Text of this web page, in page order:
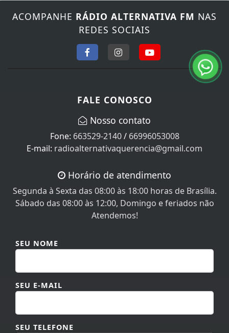
ACOMPANHE RÁDIO ALTERNATIVA FM NAS
REDES SOCIAIS
FALE CONOSCO
Nosso contato
Fone: 663529-2140/ 66996053008
E-mail: radioalternativaquerencia@gmail.com
Horário de atendimento
Segunda à Sexta das 08:00 às 18:00 horas de Brasília.
Sábado das 08:00 às 12:00, Domingo e feriados não
Atendemos!
SEU NOME
SEU E-MAIL
SEU TELEFONE